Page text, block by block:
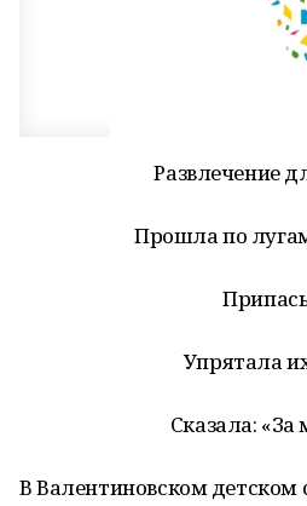
Развлечение
Прошла по
Упрятала
Сказала:
В Валентиновском детском